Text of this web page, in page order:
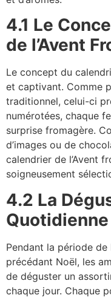
4.1 Le
de l’Avent
Le concept du
et captivant. Comme
traditionnel, celui-ci
numérotées, chaque
surprise fromagère.
d’images ou de
calendrier de l’Avent
soigneusement
4.2 La
Pendant la période de
précédant Noël, les
de déguster un
chaque jour. Chaque